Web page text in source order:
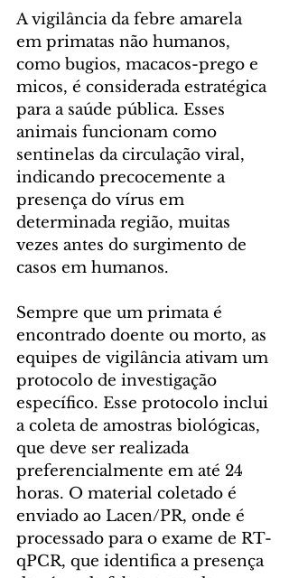
A vigilância da febre amarela
em primatas não humanos,
como bugios, macacos-prego e
micos, é considerada estratégica
para a saúde pública. Esses
animais funcionam como
sentinelas da circulação viral,
indicando precocemente a
presença do vírus em
determinada região, muitas
vezes antes do surgimento de
casos em humanos.
Sempre que um primata é
encontrado doente ou morto, as
equipes de vigilância ativam um
protocolo de investigação
específico. Esse protocolo inclui
a coleta de amostras biológicas,
que deve ser realizada
preferencialmente em até 24
horas. O material coletado é
enviado ao Lacen/PR, onde é
processado para o exame de RT-
qPCR, que identifica a presença